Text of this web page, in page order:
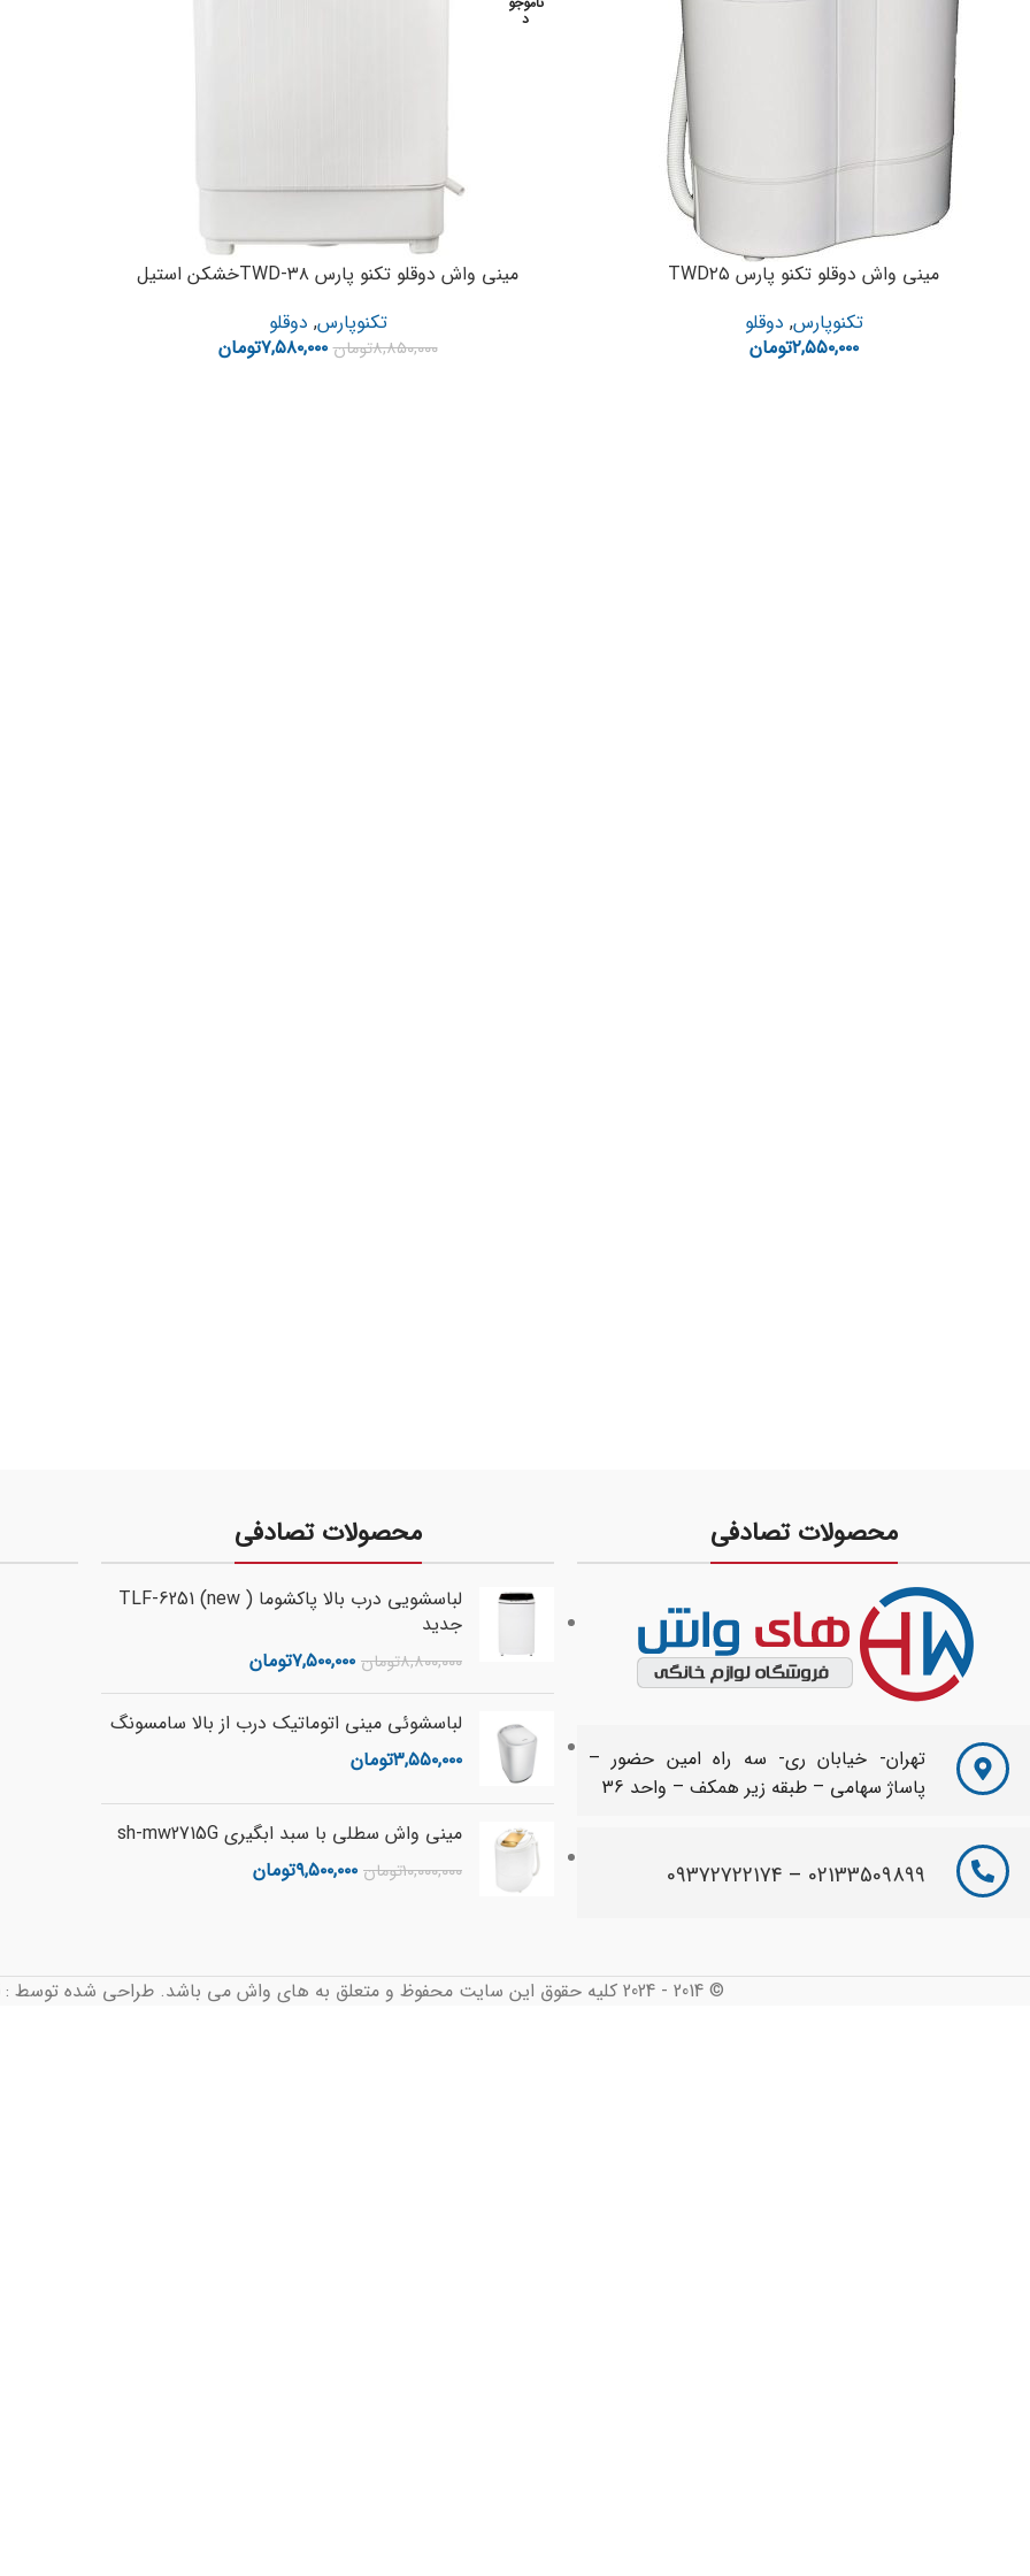
مینی واش دوقلو تکنو پارس TWD۲۵
تکنوپارس, دوقلو
۲,۵۵۰,۰۰۰تومان
د
مینی واش دوقلو تکنو پارس TWD-۳۸خشکن استیل
تکنوپارس, دوقلو
۸,۸۵۰,۰۰۰تومان ۷,۵۸۰,۰۰۰تومان
محصولات تصادفی
تهران- خیابان ری- سه راه امین حضور –
پاساژ سهامی – طبقه زیر همکف – واحد 36
02133509899
–
09372722174
محصولات تصادفی
لباسشویی درب بالا پاکشوما ( TLF-6251 (new
جدید
۸,۸۰۰,۰۰۰تومان ۷,۵۰۰,۰۰۰تومان
لباسشوئی مینی اتوماتیک درب از بالا سامسونگ
۳,۵۵۰,۰۰۰تومان
مینی واش سطلی با سبد ابگیری sh-mw2715G
۱۰,۰۰۰,۰۰۰تومان ۹,۵۰۰,۰۰۰تومان
© 2014 - 2024 کلیه حقوق این سایت محفوظ و متعلق به های واش می باشد. طراحی شده توسط :